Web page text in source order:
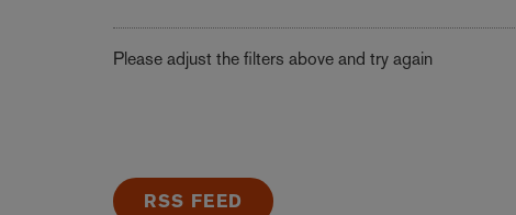
Please adjust the filters above and try again
RSS FEED